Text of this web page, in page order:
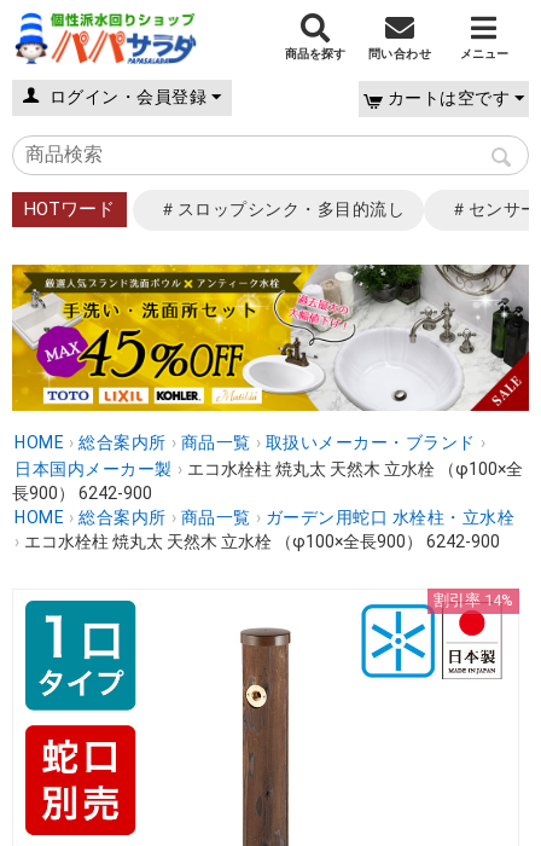
商品を探す 問い合わせ メニュー
ログイン・会員登録 カートは空です
HOTワード ＃スロップシンク・多目的流し ＃センサ
HOME › 総合案内所 › 商品一覧 › 取扱いメーカー・ブランド ›
日本国内メーカー製 › エコ水栓柱 焼丸太 天然木 立水栓 （φ100×全
長900） 6242-900
HOME › 総合案内所 › 商品一覧 › ガーデン用蛇口 水栓柱・立水栓
› エコ水栓柱 焼丸太 天然木 立水栓 （φ100×全長900） 6242-900
割引率 14%